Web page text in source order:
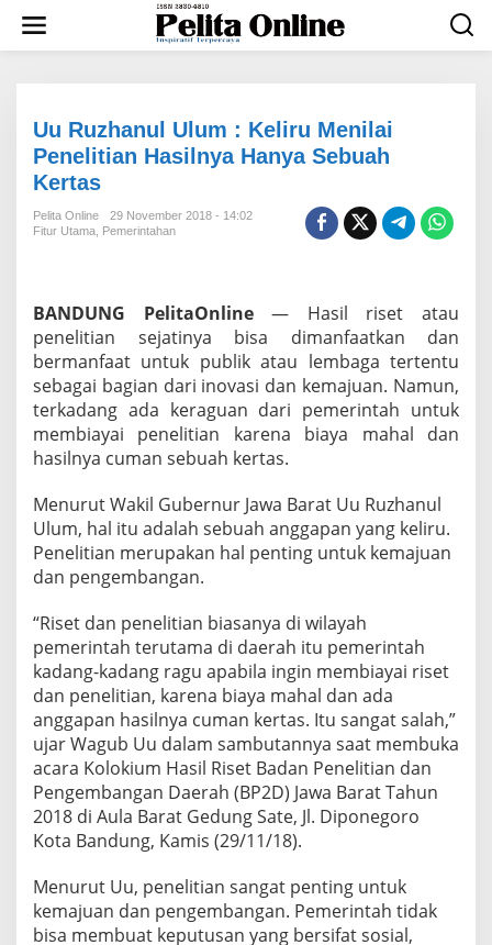
w
Uu Ruzhanul Ulum : Keliru Menilai
Penelitian Hasilnya Hanya Sebuah
Kertas
Pelita Online
29 November 2018 - 14:02
Fitur Utama Pemerintahan
BANDUNG PelitaOnline— Hasil riset atau
penelitian sejatinya bisa dimanfaatkan dan
bermanfaat untuk publik atau lembaga tertentu
sebagai bagian dari inovasi dan kemajuan. Namun,
terkadang ada keraguan dari pemerintah untuk
membiayai penelitian karena biaya mahal dan
hasilnya cuman sebuah kertas.
Menurut Wakil Gubernur Jawa Barat Uu Ruzhanul
Ulum, hal itu adalah sebuah anggapan yang keliru.
Penelitian merupakan hal penting untuk kemajuan
dan pengembangan.
“Riset dan penelitian biasanya di wilayah
pemerintah terutama di daerah itu pemerintah
kadang-kadang ragu apabila ingin membiayai riset
dan penelitian, karena biaya mahal dan ada
anggapan hasilnya cuman kertas. Itu sangat salah,”
ujar Wagub Uu dalam sambutannya saat membuka
acara Kolokium Hasil Riset Badan Penelitian dan
Pengembangan Daerah (BP2D) Jawa Barat Tahun
2018 di Aula Barat Gedung Sate, Jl. Diponegoro
Kota Bandung, Kamis (29/11/18).
Menurut Uu, penelitian sangat penting untuk
kemajuan dan pengembangan. Pemerintah tidak
bisa membuat keputusan yang bersifat sosial,